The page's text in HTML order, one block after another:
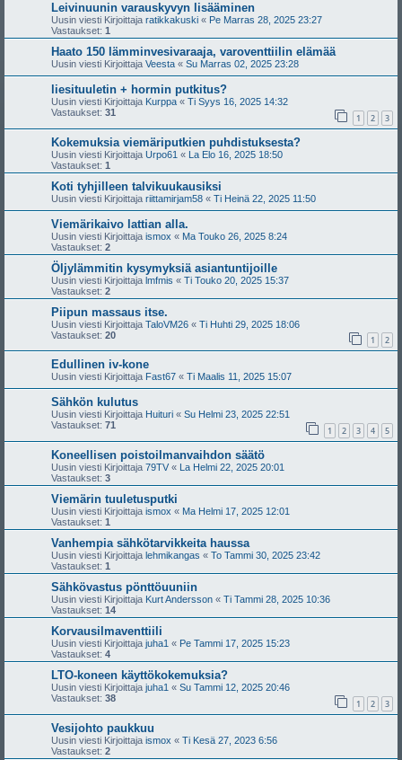
Leivinuunin varauskyvyn lisääminen
Uusin viesti Kirjoittaja ratikkakuski « Pe Marras 28, 2025 23:27
Vastaukset: 1
Haato 150 lämminvesivaraaja, varoventtiilin elämää
Uusin viesti Kirjoittaja Veesta « Su Marras 02, 2025 23:28
liesituuletin + hormin putkitus?
Uusin viesti Kirjoittaja Kurppa « Ti Syys 16, 2025 14:32
Vastaukset: 31 1 2 3
Kokemuksia viemäriputkien puhdistuksesta?
Uusin viesti Kirjoittaja Urpo61 « La Elo 16, 2025 18:50
Vastaukset: 1
Koti tyhjilleen talvikuukausiksi
Uusin viesti Kirjoittaja riittamirjam58 « Ti Heinä 22, 2025 11:50
Viemärikaivo lattian alla.
Uusin viesti Kirjoittaja ismox « Ma Touko 26, 2025 8:24
Vastaukset: 2
Öljylämmitin kysymyksiä asiantuntijoille
Uusin viesti Kirjoittaja lmfmis « Ti Touko 20, 2025 15:37
Vastaukset: 2
Piipun massaus itse.
Uusin viesti Kirjoittaja TaloVM26 « Ti Huhti 29, 2025 18:06
Vastaukset: 20 1 2
Edullinen iv-kone
Uusin viesti Kirjoittaja Fast67 « Ti Maalis 11, 2025 15:07
Sähkön kulutus
Uusin viesti Kirjoittaja Huituri « Su Helmi 23, 2025 22:51
Vastaukset: 71 1 2 3 4 5
Koneellisen poistoilmanvaihdon säätö
Uusin viesti Kirjoittaja 79TV « La Helmi 22, 2025 20:01
Vastaukset: 3
Viemärin tuuletusputki
Uusin viesti Kirjoittaja ismox « Ma Helmi 17, 2025 12:01
Vastaukset: 1
Vanhempia sähkötarvikkeita haussa
Uusin viesti Kirjoittaja lehmikangas « To Tammi 30, 2025 23:42
Vastaukset: 1
Sähkövastus pönttöuuniin
Uusin viesti Kirjoittaja Kurt Andersson « Ti Tammi 28, 2025 10:36
Vastaukset: 14
Korvausilmaventtiili
Uusin viesti Kirjoittaja juha1 « Pe Tammi 17, 2025 15:23
Vastaukset: 4
LTO-koneen käyttökokemuksia?
Uusin viesti Kirjoittaja juha1 « Su Tammi 12, 2025 20:46
Vastaukset: 38 1 2 3
Vesijohto paukkuu
Uusin viesti Kirjoittaja ismox « Ti Kesä 27, 2023 6:56
Vastaukset: 2